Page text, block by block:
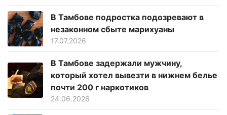
В Тамбове подростка подозревают в
незаконном сбыте марихуаны
17.07.2026
В Тамбове задержали мужчину,
который хотел вывезти в нижнем белье
почти 200 г наркотиков
24.06.2026